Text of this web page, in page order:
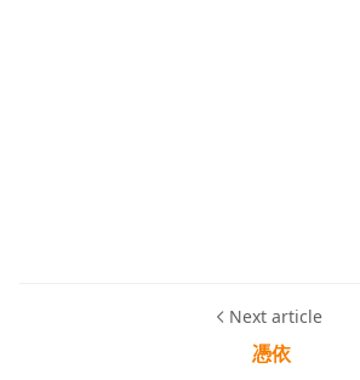
Next article
憑依